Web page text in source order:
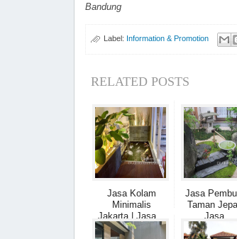
Bandung
Label: Information & Promotion
RELATED POSTS
Jasa Kolam
Minimalis
Jakarta | Jasa...
Jasa
Taman
Jasa ...